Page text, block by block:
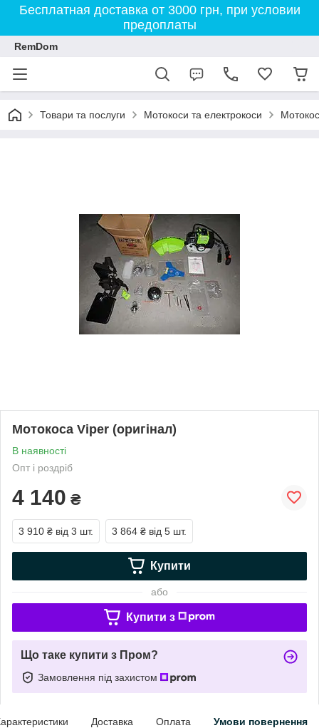
Бесплатная доставка от 3000 грн, при условии
предоплаты
RemDom
Товари та послуги Мотокоси та електрокоси
Мотокоса Viper (оригінал)
В наявності
Опт і роздріб
4 140 ₴
3 910 ₴ від 3 шт. 3 864 ₴ від 5 шт.
Купити
або
Купити з
Що таке купити з Пром?
Замовлення під захистом
Доставка Оплата Умови повернення